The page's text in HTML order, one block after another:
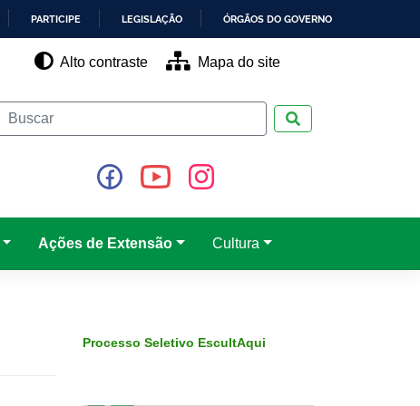
PARTICIPE LEGISLAÇÃO ÓRGÃOS DO GOVERNO
Alto contraste Mapa do site
Ações de Extensão Cultura
Processo Seletivo EscultAqui